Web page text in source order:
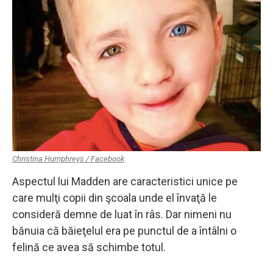
Christina Humphreys / Facebook
Aspectul lui Madden are caracteristici unice pe
care mulţi copii din şcoala unde el învaţă le
consideră demne de luat în râs. Dar nimeni nu
bănuia că băieţelul era pe punctul de a întâlni o
felină ce avea să schimbe totul.